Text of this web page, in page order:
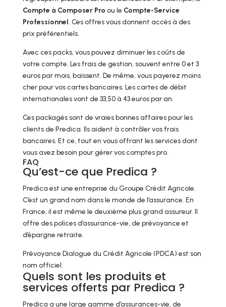
Compte à Composer Pro ou le Compte-Service
Professionnel. Ces offres vous donnent accès à des
prix préférentiels.
Avec ces packs, vous pouvez diminuer les coûts de
votre compte. Les frais de gestion, souvent entre 0 et 3
euros par mois, baissent. De même, vous payerez moins
cher pour vos cartes bancaires. Les cartes de débit
internationales vont de 33,50 à 43 euros par an.
Ces packagés sont de vraies bonnes affaires pour les
clients de Predica. Ils aident à contrôler vos frais
bancaires. Et ce, tout en vous offrant les services dont
vous avez besoin pour gérer vos comptes pro.
FAQ
Qu’est-ce que Predica ?
Predica est une entreprise du Groupe Crédit Agricole.
C’est un grand nom dans le monde de l’assurance. En
France, il est même le deuxième plus grand assureur. Il
offre des polices d’assurance-vie, de prévoyance et
d’épargne retraite.
Prévoyance Dialogue du Crédit Agricole (PDCA) est son
nom officiel.
Quels sont les produits et
services offerts par Predica ?
Predica a une large gamme d’assurances-vie, de